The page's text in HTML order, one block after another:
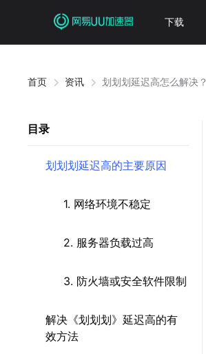
下载
首页 资讯 划划划延迟高怎么解决？
目录
划划划延迟高的主要原因
1. 网络环境不稳定
2. 服务器负载过高
3. 防火墙或安全软件限制
解决《划划划》延迟高的有
效方法